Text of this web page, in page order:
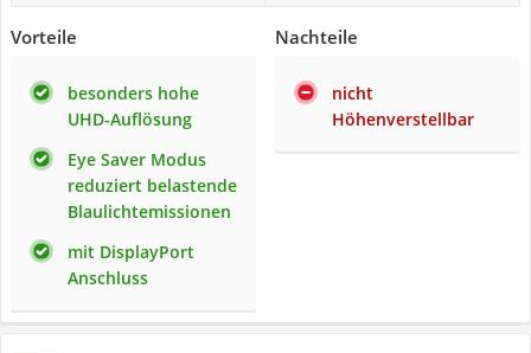
Vorteile
besonders hohe
UHD-Auflösung
Eye Saver Modus
reduziert belastende
Blaulichtemissionen
mit DisplayPort
Anschluss
Nachteile
nicht
Höhenverstellbar